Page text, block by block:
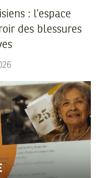
: l’espace
des blessures